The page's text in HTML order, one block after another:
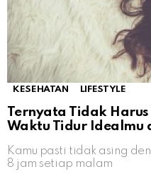
KESEHATAN LIFESTYLE
Ternyata Tidak
Waktu Tidur Idealmu
Kamu pasti tidak asing
8 jam setiap malam